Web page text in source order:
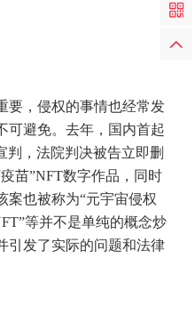
要，侵权的事情也经常发
可避免。去年，国内首起
判，法院判决被告立即删
苗”NFT数字作品，同时
案也被称为“元宇宙侵权
等并不是单纯的概念炒
引发了实际的问题和法律